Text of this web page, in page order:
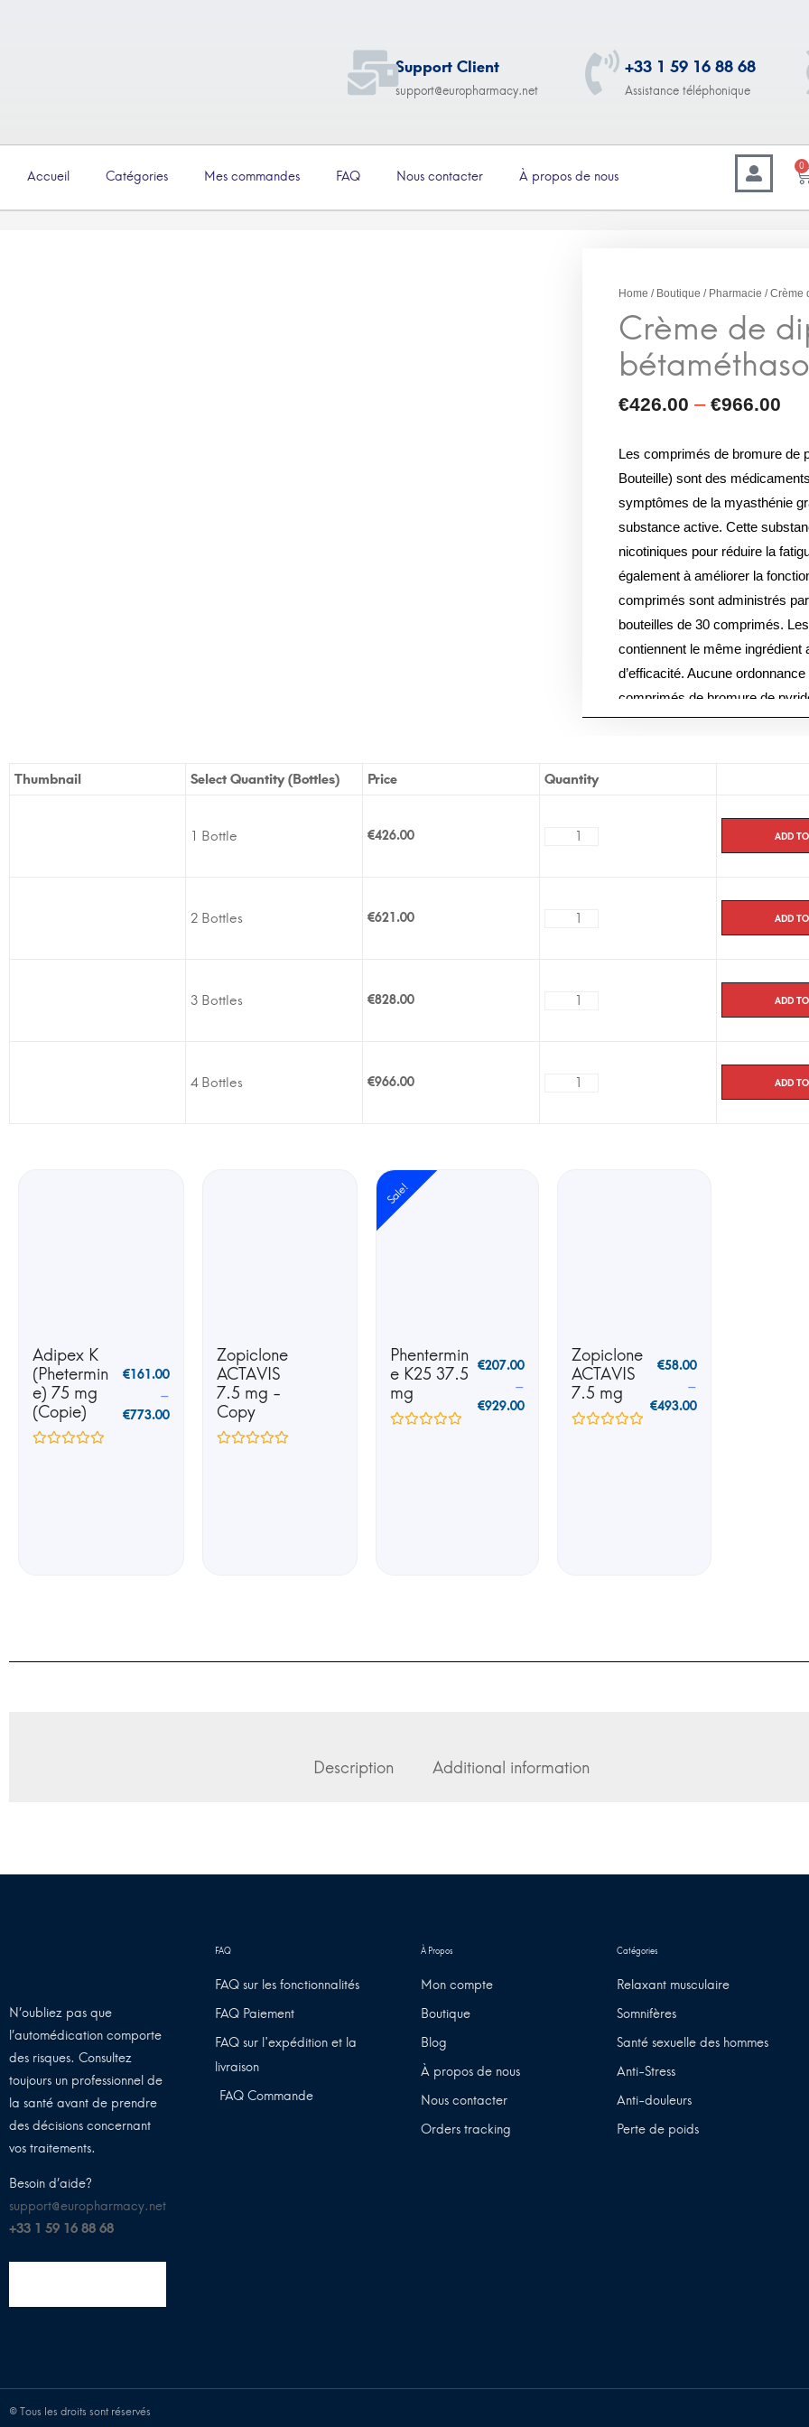
Support Client
support@europharmacy.net
+33 1 59 16 88 68
Assistance téléphonique
Accueil Catégories Mes commandes FAQ Nous contacter À propos de nous
0
Home / Boutique / Pharmacie / Crème
bétaméthasone 0,05
Les comprimés de bromure de
Bouteille) sont des
symptômes de la myasthénie
substance active. Cette
nicotiniques pour réduire la
également à améliorer la
comprimés sont administrés
bouteilles de 30 comprimés.
contiennent le même
d’efficacité. Aucune
comprimés de bromure de
sur notre pharmacie en ligne et
Thumbnail Select Quantity (Bottles) Price Quantity
1 Bottle €426.00 Add
2 Bottles €621.00 Add
3 Bottles €828.00 Add
4 Bottles €966.00 Add
Adipex K
(Phetermin
e) 75 mg
(Copie)
€161.00
–
€773.00
Zopiclone
ACTAVIS
7.5 mg -
Copy
Sale!
Phentermin
e K25 37.5
mg
€207.00
–
€929.00
Zopiclone
ACTAVIS
7.5 mg
€58.00
–
€493.00
Description Additional information
N’oubliez pas que
l’automédication comporte
des risques. Consultez
toujours un professionnel de
la santé avant de prendre
des décisions concernant
vos traitements.
Besoin d’aide?
support@europharmacy.net
+33 1 59 16 88 68
FAQ sur les fonctionnalités
FAQ Paiement
FAQ sur l'expédition et la
livraison
FAQ Commande
Mon compte
Boutique
Blog
À propos de nous
Nous contacter
Orders tracking
Relaxant musculaire
Somnifères
Santé sexuelle des hommes
Anti-Stress
Anti-douleurs
Perte de poids
© Tous les droits sont réservés